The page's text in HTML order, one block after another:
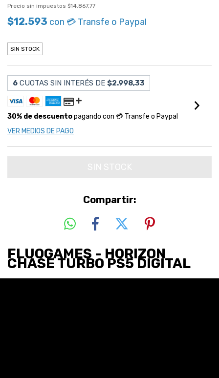
Precio sin impuestos $14.867,77
$12.593 con 💳 Transfe o Paypal
SIN STOCK
6 CUOTAS SIN INTERÉS DE $2.998,33
30% de descuentopagando con 💳 Transfe o Paypal
VER MEDIOS DE PAGO
Compartir:
FLUOGAMES - HORIZON
CHASE TURBO PS5 DIGITAL